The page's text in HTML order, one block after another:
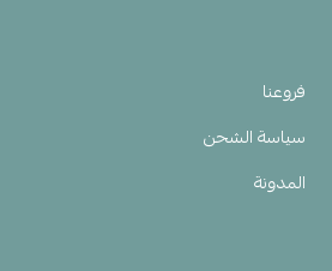
فروعنا
سياسة الشحن
المدونة